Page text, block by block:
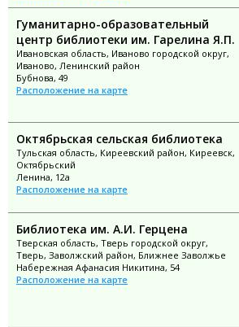
Гуманитарно-образовательный
центр библиотеки им. Гарелина Я.П.
Ивановская область, Иваново городской округ,
Иваново, Ленинский район
Бубнова, 49
Расположение на карте
Октябрьская сельская библиотека
Тульская область, Киреевский район, Киреевск,
Октябрьский
Ленина, 12а
Расположение на карте
Библиотека им. А.И. Герцена
Тверская область, Тверь городской округ,
Тверь, Заволжский район, Ближнее Заволжье
Набережная Афанасия Никитина, 54
Расположение на карте